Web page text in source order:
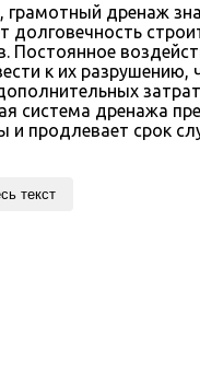
грамотный дренаж
долговечность
Постоянное
к их разрушению,
система дренажа
и продлевает срок
текст